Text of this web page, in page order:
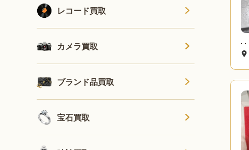
レコード買取
カメラ買取
ブランド品買取
宝石買取